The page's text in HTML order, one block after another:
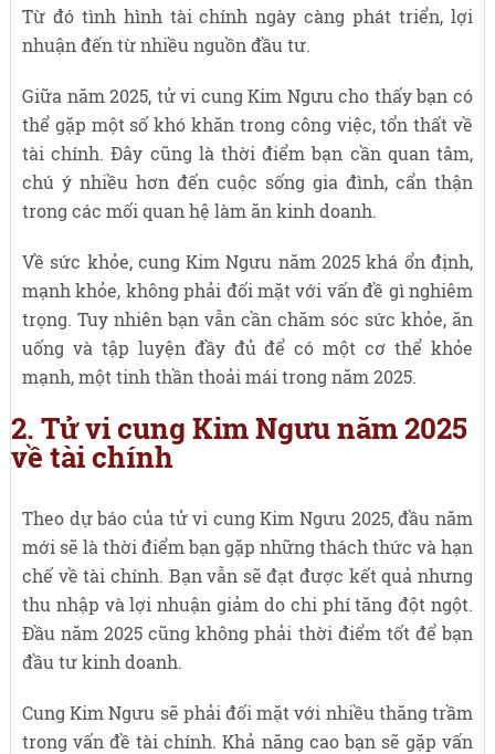
Từ đó tình hình tài chính ngày càng phát triển, lợi
nhuận đến từ nhiều nguồn đầu tư.
Giữa năm 2025, tử vi cung Kim Ngưu cho thấy bạn có
thể gặp một số khó khăn trong công việc, tổn thất về
tài chính. Đây cũng là thời điểm bạn cần quan tâm,
chú ý nhiều hơn đến cuộc sống gia đình, cẩn thận
trong các mối quan hệ làm ăn kinh doanh.
Về sức khỏe, cung Kim Ngưu năm 2025 khá ổn định,
mạnh khỏe, không phải đối mặt với vấn đề gì nghiêm
trọng. Tuy nhiên bạn vẫn cần chăm sóc sức khỏe, ăn
uống và tập luyện đầy đủ để có một cơ thể khỏe
mạnh, một tinh thần thoải mái trong năm 2025.
2. Tử vi cung Kim Ngưu năm 2025
về tài chính
Theo dự báo của tử vi cung Kim Ngưu 2025, đầu năm
mới sẽ là thời điểm bạn gặp những thách thức và hạn
chế về tài chính. Bạn vẫn sẽ đạt được kết quả nhưng
thu nhập và lợi nhuận giảm do chi phí tăng đột ngột.
Đầu năm 2025 cũng không phải thời điểm tốt để bạn
đầu tư kinh doanh.
Cung Kim Ngưu sẽ phải đối mặt với nhiều thăng trầm
trong vấn đề tài chính. Khả năng cao bạn sẽ gặp vấn